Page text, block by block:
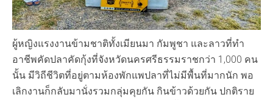
ผู้หญิงแรงงานข้ามชาติทั้งเมียนมา กัมพูชา และลาวที่ทำ
อาชีพคัดปลาคัดกุ้งที่จังหวัดนครศรีธรรมราชกว่า 1,000 คน
นั้น มีวิถีชีวิตที่อยู่ตามห้องพักแพปลาที่ไม่มีพื้นที่มากนัก พอ
เลิกงานก็กลับมานั่งรวมกลุ่มคุยกัน กินข้าวด้วยกัน ปกติราย